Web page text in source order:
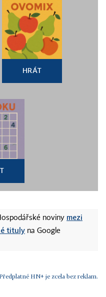
HRÁT
noviny mezi
tituly na Google
HN+ je zcela bez reklam.